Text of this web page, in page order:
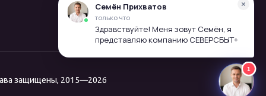
защищены, 2015—2026